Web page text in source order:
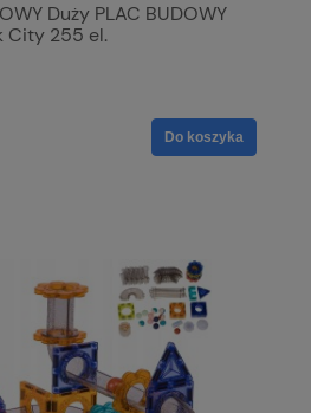
Duży PLAC BUDOWY
City 255 el.
Do koszyka